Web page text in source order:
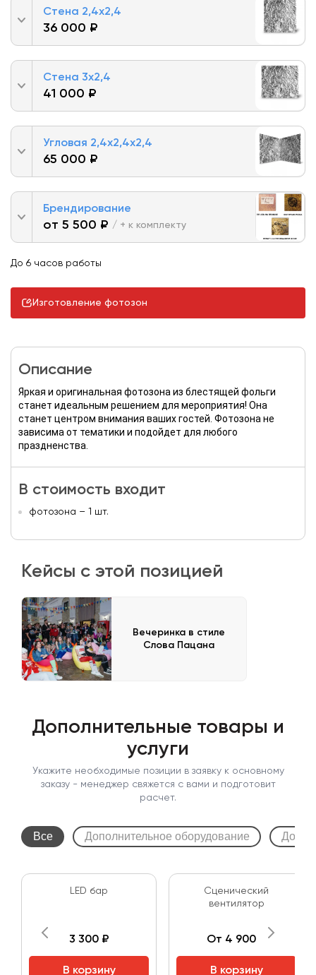
Стена 2,4х2,4
36 000 ₽
Стена 3х2,4
41 000 ₽
Угловая 2,4х2,4х2,4
65 000 ₽
Брендирование
от 5 500 ₽ / + к комплекту
До 6 часов работы
Изготовление фотозон
Описание
Яркая и оригинальная фотозона из блестящей фольги
станет идеальным решением для мероприятия! Она
станет центром внимания ваших гостей. Фотозона не
зависима от тематики и подойдет для любого
праздненства.
В стоимость входит
фотозона – 1 шт.
Кейсы с этой позицией
Вечеринка в стиле
Слова Пацана
Дополнительные товары и
услуги
Укажите необходимые позиции в заявку к основному
заказу - менеджер свяжется с вами и подготовит
расчет.
Все Дополнительное оборудование
LED бар
3 300 ₽
В корзину
Сценический
вентилятор
От 4 900 ₽
В корзину